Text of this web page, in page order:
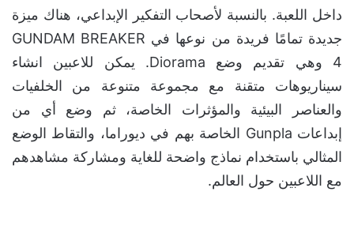
داخل اللعبة. بالنسبة لأصحاب التفكير الإبداعي، هناك ميزة
جديدة تمامًا فريدة من نوعها في GUNDAM BREAKER
4 وهي تقديم وضع Diorama. يمكن للاعبين انشاء
سيناريوهات متقنة مع مجموعة متنوعة من الخلفيات
والعناصر البيئية والمؤثرات الخاصة، ثم وضع أي من
إبداعات Gunpla الخاصة بهم في ديوراما، والتقاط الوضع
المثالي باستخدام نماذج واضحة للغاية ومشاركة مشاهدهم
مع اللاعبين حول العالم.